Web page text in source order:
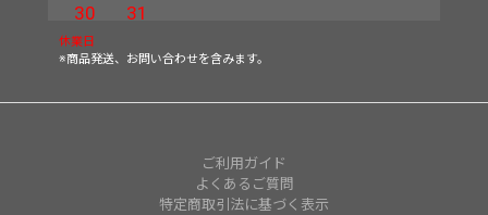
30
31
休業日
※商品発送、お問い合わせを含みます。
ご利用ガイド
よくあるご質問
特定商取引法に基づく表示